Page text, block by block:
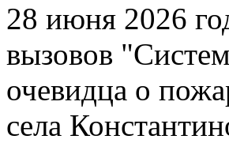
28 июня 2026
вызовов
очевидца о
села